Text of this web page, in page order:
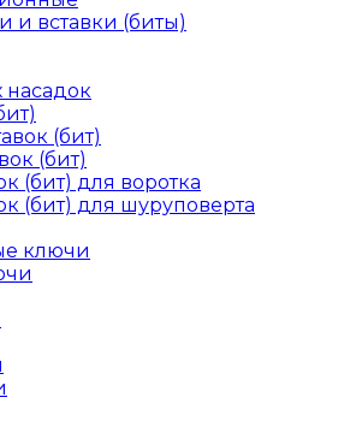
и вставки (биты)
(бит)
(бит)
(бит) для воротка
(бит) для шуруповерта
ключи